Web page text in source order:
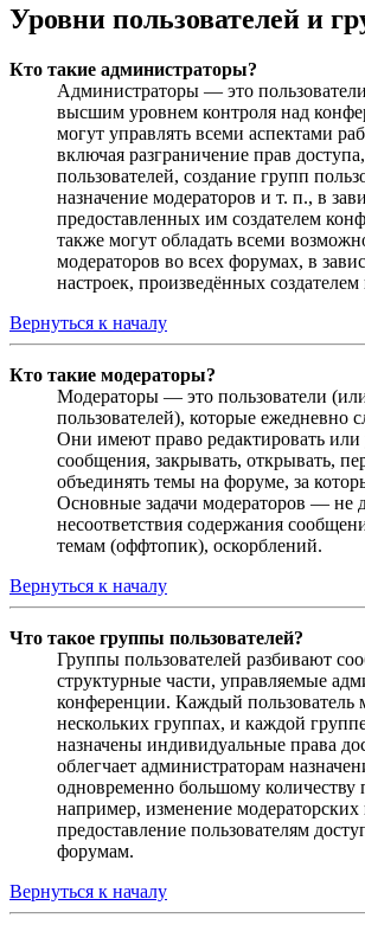
Уровни пользователей и
Кто такие администраторы?
Администраторы — это
высшим уровнем контроля над
могут управлять всеми аспектами
включая разграничение прав
пользователей, создание групп
назначение модераторов и т. п., в
предоставленных им создателем
также могут обладать всеми
модераторов во всех форумах, в
настроек, произведённых
Вернуться к началу
Кто такие модераторы?
Модераторы — это пользователи
пользователей), которые ежедневно
Они имеют право редактировать или
сообщения, закрывать, открывать,
объединять темы на форуме, за
Основные задачи модераторов — не
несоответствия содержания
темам (оффтопик), оскорблений.
Вернуться к началу
Что такое группы пользователей?
Группы пользователей разбивают
структурные части, управляемые
конференции. Каждый пользователь
нескольких группах, и каждой
назначены индивидуальные права
облегчает администраторам
одновременно большому количеству
например, изменение модераторских
предоставление пользователям
форумам.
Вернуться к началу